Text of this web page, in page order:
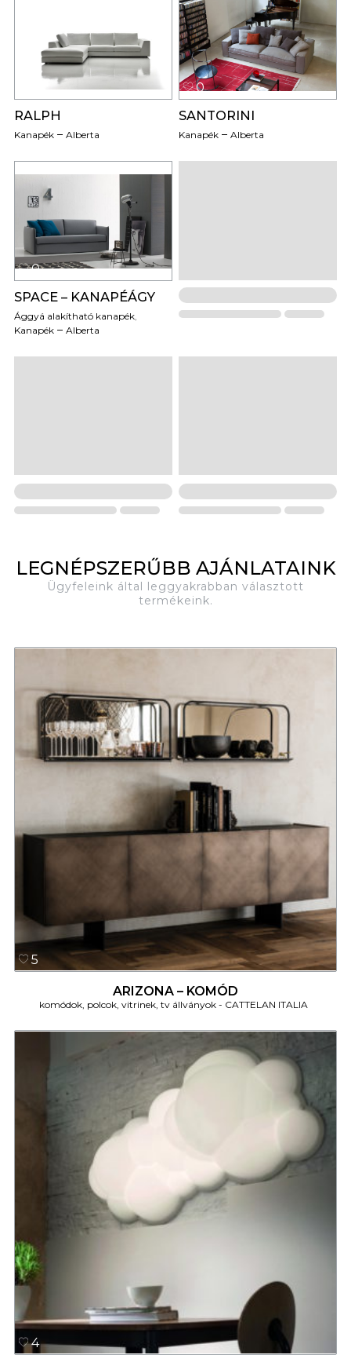
RALPH
Kanapék Alberta
0
SANTORINI
Kanapék Alberta
0
SPACE – KANAPÉÁGY
Ággyá alakítható kanapék,
Kanapék
Alberta
LEGNÉPSZERŰBB AJÁNLATAINK
Ügyfeleink által leggyakrabban választott
termékeink.
5
ARIZONA – KOMÓD
komódok, polcok, vitrinek, tv állványok CATTELAN ITALIA
4